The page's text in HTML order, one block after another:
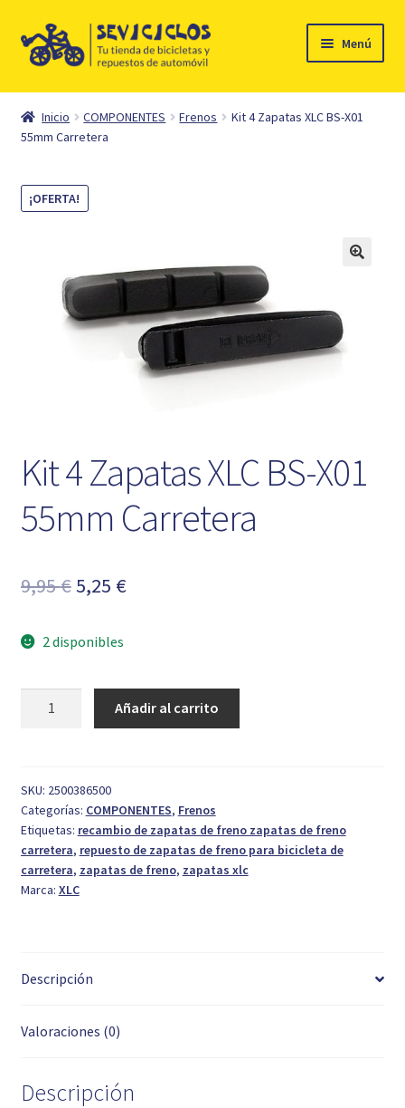
Ir
Ir
al
Menú
Inicio
Ciclismo
Automóvil
Contacto
Inicio COMPONENTES Frenos
Kit 4 Zapatas XLC BS-X01
55mm Carretera
¡OFERTA!
Kit 4 Zapatas XLC BS-X01
55mm Carretera
9,95€ El
original
era:
9,95 €.
5,25 €El
es:
5,25 €.
2 disponibles
BS-
X01
55mm
Carretera
cantidad
Añadir al carrito
SKU: 2500386500
Categorías: COMPONENTES, Frenos
Etiquetas: recambio de zapatas de freno zapatas de freno
carretera, repuesto de zapatas de freno para bicicleta de
carretera, zapatas de freno, zapatas xlc
Marca: XLC
Descripción
Valoraciones (0)
Descripción